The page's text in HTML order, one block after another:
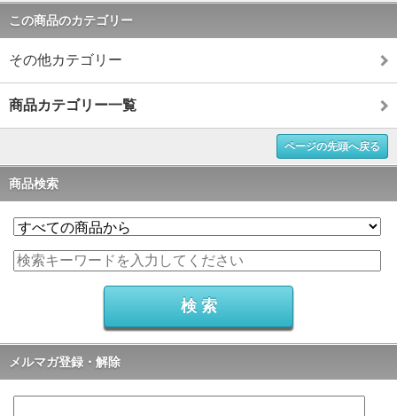
この商品のカテゴリー
その他カテゴリー
商品カテゴリー一覧
ページの先頭へ戻る
商品検索
メルマガ登録・解除